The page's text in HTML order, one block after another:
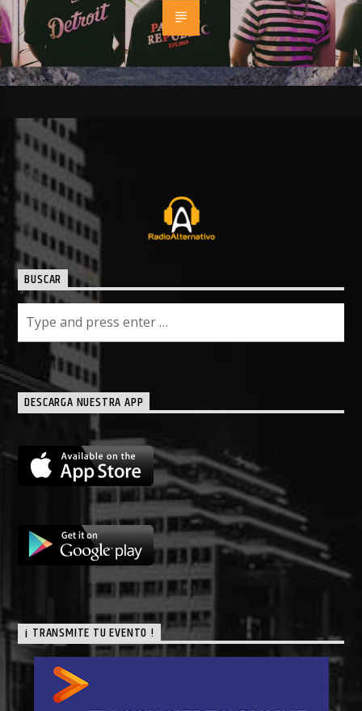
BUSCAR
DESCARGA NUESTRA APP
¡ TRANSMITE TU EVENTO !